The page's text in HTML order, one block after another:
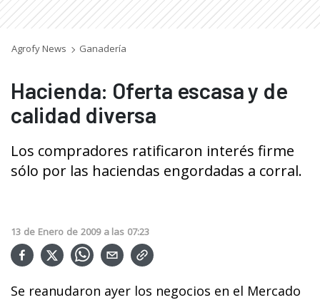
Agrofy News Ganadería
Hacienda: Oferta escasa y de
calidad diversa
Los compradores ratificaron interés firme
sólo por las haciendas engordadas a corral.
13 de Enero de 2009 a las 07:23
Se reanudaron ayer los negocios en el Mercado